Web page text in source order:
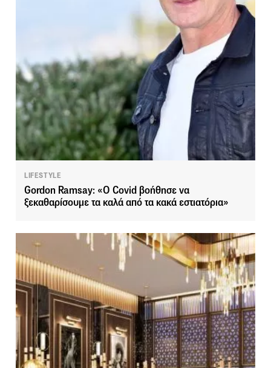
LIFESTYLE
Gordon Ramsay: «O Covid βοήθησε να
ξεκαθαρίσουμε τα καλά από τα κακά εστιατόρια»